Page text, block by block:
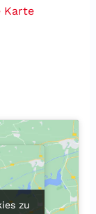
Karte
zu
zu